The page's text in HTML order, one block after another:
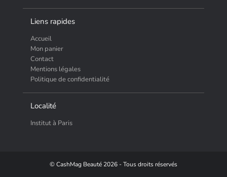
Liens rapides
Accueil
Mon panier
Contact
Mentions légales
Politique de confidentialité
Localité
Institut à Paris
© CashMag Beauté 2026 - Tous droits réservés